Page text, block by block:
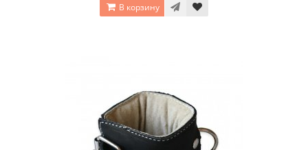
В корзину